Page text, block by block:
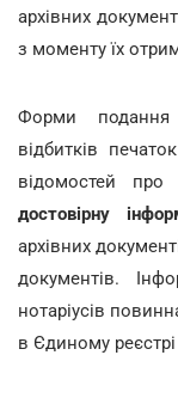
архівних
з моменту їх
Форми подання
відбитків
відомостей
достовірну
архівних
документів.
нотаріусів
в Єдиному реєстрі